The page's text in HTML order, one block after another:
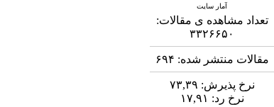
آمار سایت
تعداد مشاهده ی مقالات:
۳۳۲۶۶۵۰
مقالات منتشر شده: ۶۹۴
نرخ پذیرش: ۷۳,۳۹
نرخ رد: ۱۷,۹۱